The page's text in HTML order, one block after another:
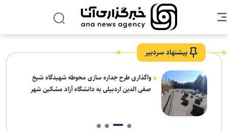
پیشنهاد سردبیر
واگذاری طرح جداره سازی محوطه شهیدگاه شیخ
صفی الدین اردبیلی به دانشگاه آزاد مشکین شهر